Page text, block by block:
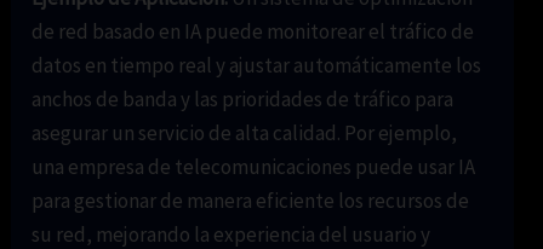
de red basado en IA puede monitorear el tráfico de
datos en tiempo real y ajustar automáticamente los
anchos de banda y las prioridades de tráfico para
asegurar un servicio de alta calidad. Por ejemplo,
una empresa de telecomunicaciones puede usar IA
para gestionar de manera eficiente los recursos de
su red, mejorando la experiencia del usuario y